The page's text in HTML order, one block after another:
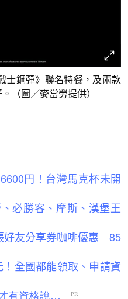
士鋼彈》聯名特餐，及兩款
（圖／麥當勞提供）
円！台灣馬克杯未開
必勝客、摩斯、漢堡王
好友分享券咖啡優惠 85
全國都能領取、申請資